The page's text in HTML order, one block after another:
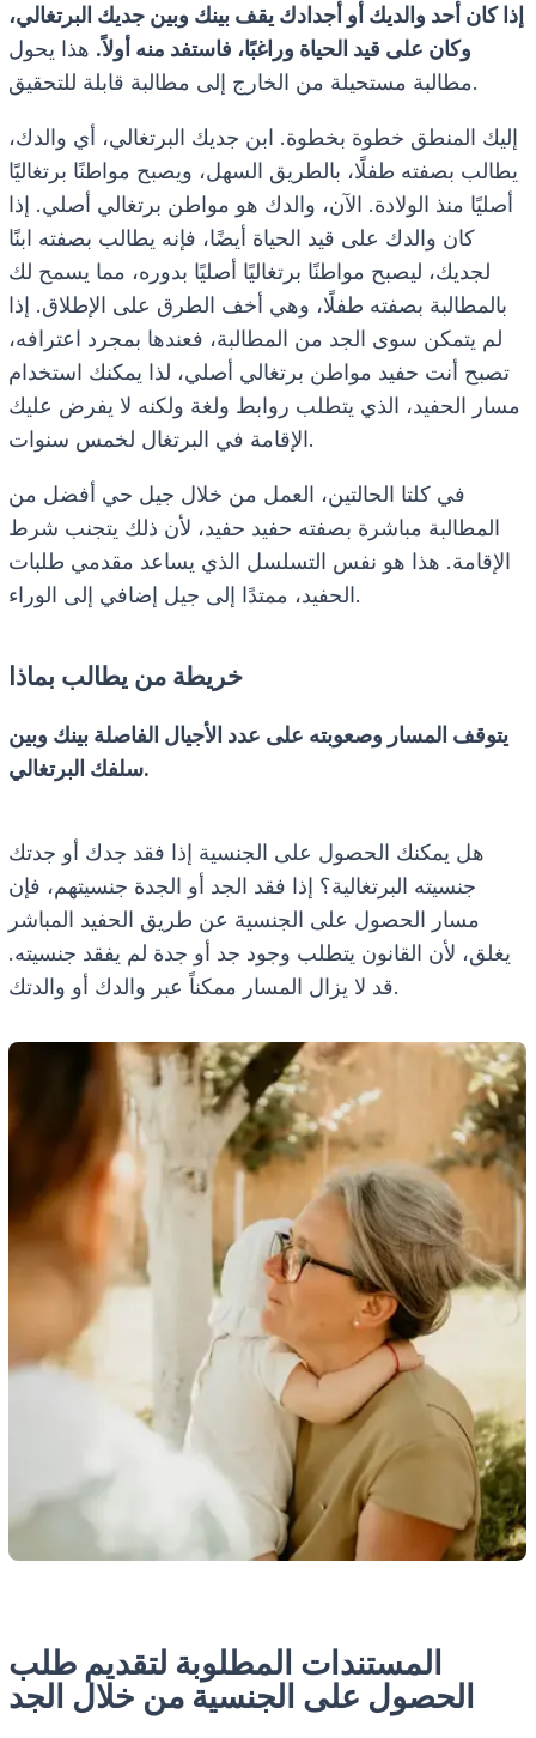
إذا كان أحد والديك أو أجدادك يقف بينك وبين جديك البرتغالي،
وكان على قيد الحياة وراغبًا، فاستفد منه أولاً. هذا يحول
مطالبة مستحيلة من الخارج إلى مطالبة قابلة للتحقيق.
إليك المنطق خطوة بخطوة. ابن جديك البرتغالي، أي والدك،
يطالب بصفته طفلًا، بالطريق السهل، ويصبح مواطنًا برتغاليًا
أصليًا منذ الولادة. الآن، والدك هو مواطن برتغالي أصلي. إذا
كان والدك على قيد الحياة أيضًا، فإنه يطالب بصفته ابنًا
لجديك، ليصبح مواطنًا برتغاليًا أصليًا بدوره، مما يسمح لك
بالمطالبة بصفته طفلًا، وهي أخف الطرق على الإطلاق. إذا
لم يتمكن سوى الجد من المطالبة، فعندها بمجرد اعترافه،
تصبح أنت حفيد مواطن برتغالي أصلي، لذا يمكنك استخدام
مسار الحفيد، الذي يتطلب روابط ولغة ولكنه لا يفرض عليك
الإقامة في البرتغال لخمس سنوات.
في كلتا الحالتين، العمل من خلال جيل حي أفضل من
المطالبة مباشرة بصفته حفيد حفيد، لأن ذلك يتجنب شرط
الإقامة. هذا هو نفس التسلسل الذي يساعد مقدمي طلبات
الحفيد، ممتدًا إلى جيل إضافي إلى الوراء.
خريطة من يطالب بماذا
يتوقف المسار وصعوبته على عدد الأجيال الفاصلة بينك وبين
سلفك البرتغالي.
هل يمكنك الحصول على الجنسية إذا فقد جدك أو جدتك
جنسيته البرتغالية؟ إذا فقد الجد أو الجدة جنسيتهم، فإن
مسار الحصول على الجنسية عن طريق الحفيد المباشر
يغلق، لأن القانون يتطلب وجود جد أو جدة لم يفقد جنسيته.
قد لا يزال المسار ممكناً عبر والدك أو والدتك.
المستندات المطلوبة لتقديم طلب
الحصول على الجنسية من خلال الجد